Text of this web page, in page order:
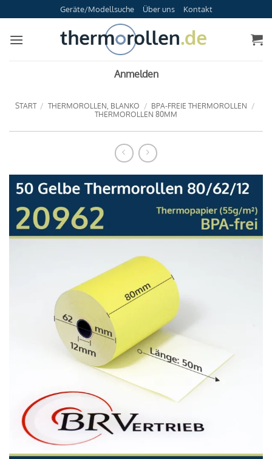
Inhalt
springen
Geräte/Modellsuche Über uns Kontakt
Anmelden
START / THERMOROLLEN, BLANKO / BPA-FREIE THERMOROLLEN /
THERMOROLLEN 80MM